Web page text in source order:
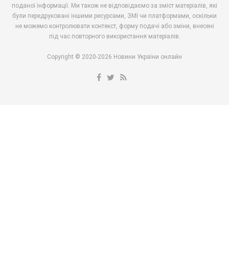
поданої інформації. Ми також не відповідаємо за зміст матеріалів, які
були передруковані іншими ресурсами, ЗМІ чи платформами, оскільки
не можемо контролювати контекст, форму подачі або зміни, внесені
під час повторного використання матеріалів.
Copyright © 2020-2026 Новини України онлайн